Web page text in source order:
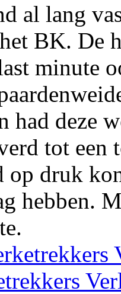
al lang
BK. De
minute
had deze
tot
op druk
hebben.